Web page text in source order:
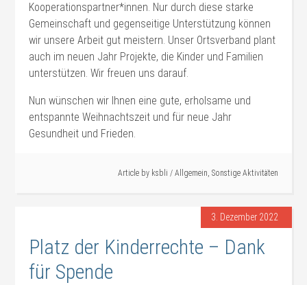
Kooperationspartner*innen. Nur durch diese starke
Gemeinschaft und gegenseitige Unterstützung können
wir unsere Arbeit gut meistern. Unser Ortsverband plant
auch im neuen Jahr Projekte, die Kinder und Familien
unterstützen. Wir freuen uns darauf.
Nun wünschen wir Ihnen eine gute, erholsame und
entspannte Weihnachtszeit und für neue Jahr
Gesundheit und Frieden.
Article by ksbli / Allgemein, Sonstige Aktivitäten
3. Dezember 2022
Platz der Kinderrechte – Dank
für Spende